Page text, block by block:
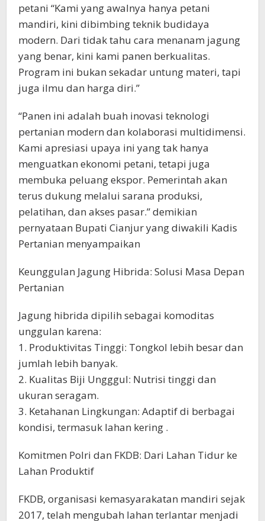
petani “Kami yang awalnya hanya petani
mandiri, kini dibimbing teknik budidaya
modern. Dari tidak tahu cara menanam jagung
yang benar, kini kami panen berkualitas.
Program ini bukan sekadar untung materi, tapi
juga ilmu dan harga diri.”
“Panen ini adalah buah inovasi teknologi
pertanian modern dan kolaborasi multidimensi.
Kami apresiasi upaya ini yang tak hanya
menguatkan ekonomi petani, tetapi juga
membuka peluang ekspor. Pemerintah akan
terus dukung melalui sarana produksi,
pelatihan, dan akses pasar.” demikian
pernyataan Bupati Cianjur yang diwakili Kadis
Pertanian menyampaikan
Keunggulan Jagung Hibrida: Solusi Masa Depan
Pertanian
Jagung hibrida dipilih sebagai komoditas
unggulan karena:
1. Produktivitas Tinggi: Tongkol lebih besar dan
jumlah lebih banyak.
2. Kualitas Biji Ungggul: Nutrisi tinggi dan
ukuran seragam.
3. Ketahanan Lingkungan: Adaptif di berbagai
kondisi, termasuk lahan kering .
Komitmen Polri dan FKDB: Dari Lahan Tidur ke
Lahan Produktif
FKDB, organisasi kemasyarakatan mandiri sejak
2017, telah mengubah lahan terlantar menjadi